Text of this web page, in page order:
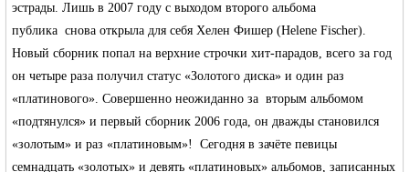
эстрады. Лишь в 2007 году с выходом второго альбома
публика снова открыла для себя Хелен Фишер (Helene Fischer).
Новый сборник попал на верхние строчки хит-парадов, всего за год
он четыре раза получил статус «Золотого диска» и один раз
«платинового». Совершенно неожиданно за вторым альбомом
«подтянулся» и первый сборник 2006 года, он дважды становился
«золотым» и раз «платиновым»! Сегодня в зачёте певицы
семнадцать «золотых» и девять «платиновых» альбомов, записанных